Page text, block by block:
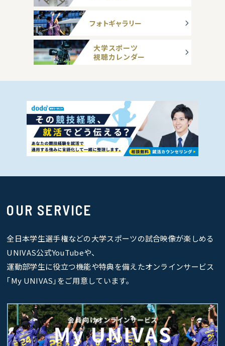
フォトギャラリー
大学スポーツ
視聴カレンダー
OUR SERVICE
全日本学生選手権などの大学スポーツの試合映像が楽しめる
UNIVAS公式YouTubeや、
運動部学生に役立つ機能や特典を備えたオンラインサービス
｢My UNIVAS｣をご用意しています。